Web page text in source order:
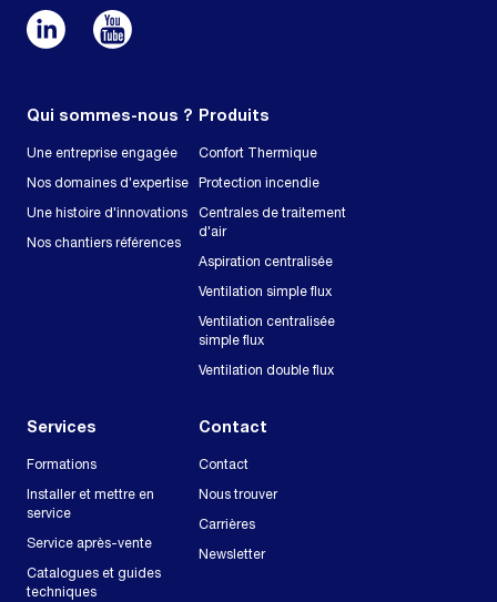
Qui sommes-nous ?
Une entreprise engagée
Nos domaines d'expertise
Une histoire d'innovations
Nos chantiers références
Produits
Confort Thermique
Protection incendie
Centrales de traitement
d'air
Aspiration centralisée
Ventilation simple flux
Ventilation centralisée
simple flux
Ventilation double flux
Services
Formations
Installer et mettre en
service
Service après-vente
Catalogues et guides
techniques
Contact
Contact
Nous trouver
Carrières
Newsletter